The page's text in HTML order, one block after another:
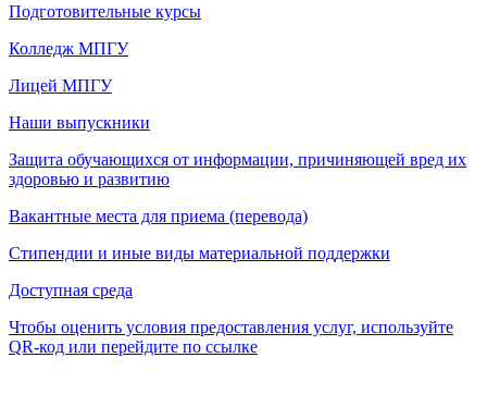
Подготовительные курсы
Колледж МПГУ
Лицей МПГУ
Наши выпускники
Защита обучающихся от информации, причиняющей вред их
здоровью и развитию
Вакантные места для приема (перевода)
Стипендии и иные виды материальной поддержки
Доступная среда
Чтобы оценить условия предоставления услуг, используйте
QR-код или перейдите по ссылке